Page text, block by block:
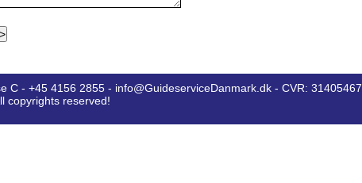
C - +45 4156 2855 - info@GuideserviceDanmark.dk - CVR: 31405467
copyrights reserved!